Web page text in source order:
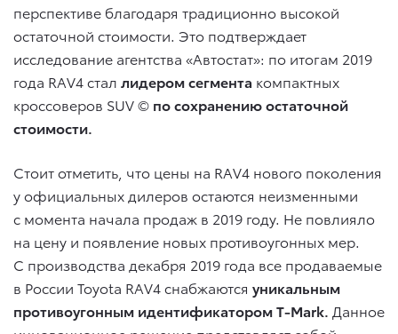
перспективе благодаря традиционно высокой
остаточной стоимости. Это подтверждает
исследование агентства «Автостат»: по итогам 2019
года RAV4 стал лидером сегмента компактных
кроссоверов SUV © по сохранению остаточной
стоимости.
Стоит отметить, что цены на RAV4 нового поколения
у официальных дилеров остаются неизменными
с момента начала продаж в 2019 году. Не повлияло
на цену и появление новых противоугонных мер.
С производства декабря 2019 года все продаваемые
в России Toyota RAV4 снабжаются уникальным
противоугонным идентификатором T-Mark. Данное